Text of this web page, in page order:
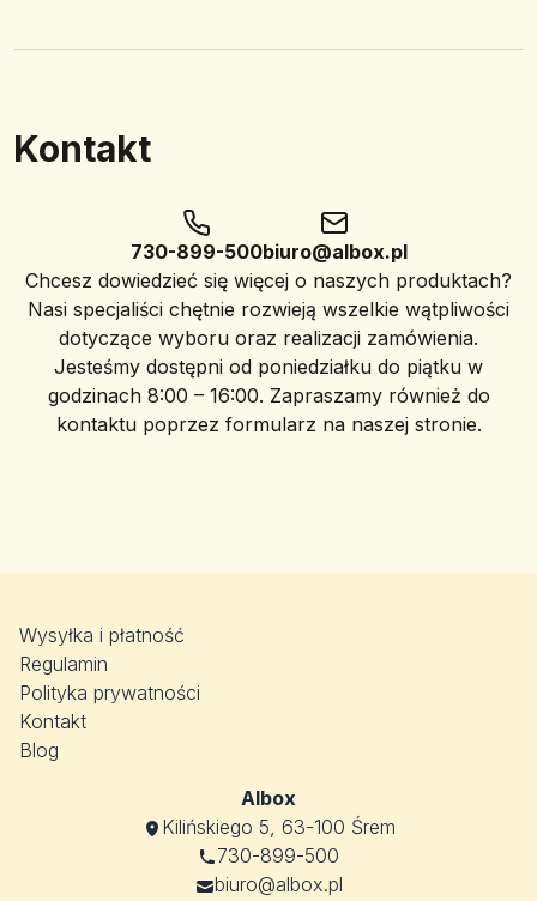
Kontakt
730-899-500biuro@albox.pl
Chcesz dowiedzieć się więcej o naszych produktach?
Nasi specjaliści chętnie rozwieją wszelkie wątpliwości
dotyczące wyboru oraz realizacji zamówienia.
Jesteśmy dostępni od poniedziałku do piątku w
godzinach 8:00 – 16:00. Zapraszamy również do
kontaktu poprzez formularz na naszej stronie.
Wysyłka i płatność
Regulamin
Polityka prywatności
Kontakt
Blog
Albox
Kilińskiego 5, 63-100 Śrem
730-899-500
biuro@albox.pl